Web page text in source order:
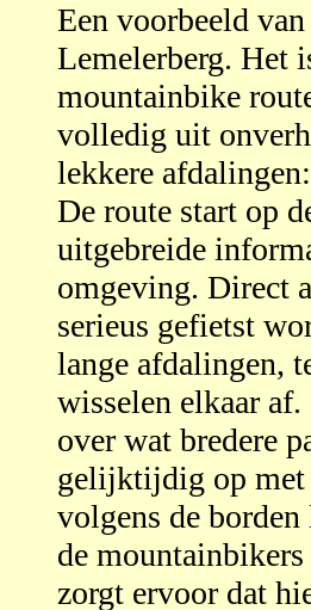
Een voorbeeld
Lemelerberg. Het
mountainbike
volledig uit
lekkere afdalingen:
De route start op
uitgebreide
omgeving. Direct
serieus gefietst
lange afdalingen,
wisselen elkaar
over wat bredere
gelijktijdig op met
volgens de
de
zorgt ervoor dat